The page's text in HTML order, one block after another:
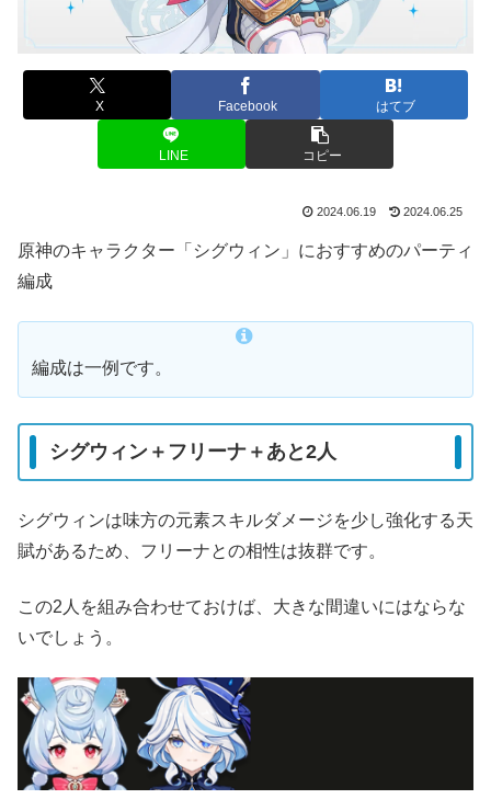
X Facebook はてブ
LINE コピー
2024.06.19 2024.06.25
原神のキャラクター「シグウィン」におすすめのパーティ
編成
編成は一例です。
シグウィン＋フリーナ＋あと2人
シグウィンは味方の元素スキルダメージを少し強化する天
賦があるため、フリーナとの相性は抜群です。
この2人を組み合わせておけば、大きな間違いにはならな
いでしょう。